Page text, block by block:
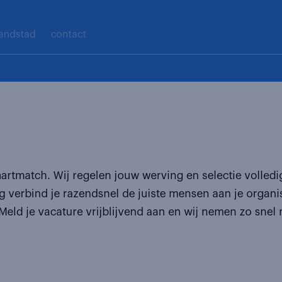
contact
Wij regelen jouw werving en selectie
verbind je razendsnel de juiste mensen aan je
je vacature vrijblijvend aan en wij nemen zo snel